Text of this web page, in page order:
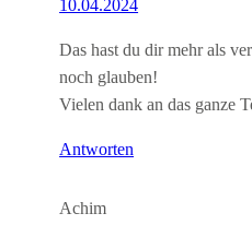
10.04.2024
Das hast du dir mehr als
noch glauben!
Vielen dank an das ganze
Antworten
Achim